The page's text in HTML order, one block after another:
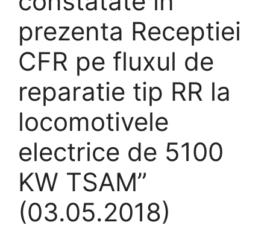
prezenta Receptiei
CFR pe fluxul de
reparatie tip RR la
locomotivele
electrice de 5100
KW TSAM”
(03.05.2018)